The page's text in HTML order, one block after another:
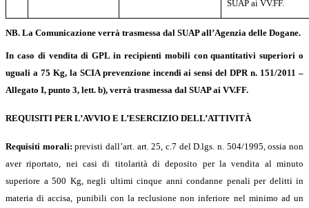
SUAP ai VV.FF.
NB. La Comunicazione verrà trasmessa dal SUAP all’Agenzia delle Dogane.
In caso di vendita di GPL in recipienti mobili con quantitativi superiori o
uguali a 75 Kg, la SCIA prevenzione incendi ai sensi del DPR n. 151/2011 –
Allegato I, punto 3, lett. b), verrà trasmessa dal SUAP ai VV.FF.
REQUISITI PER L’AVVIO E L’ESERCIZIO DELL’ATTIVITÀ
Requisiti morali: previstidall’art. art. 25, c.7 del D.lgs. n. 504/1995 ,ossia non
aver riportato, nei casi di titolarità di deposito per la vendita al minuto
superiore a 500 Kg, negli ultimi cinque anni condanne penali per delitti in
materia di accisa, punibili con la reclusione non inferiore nel minimo ad un